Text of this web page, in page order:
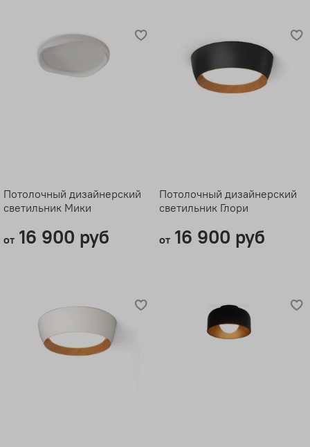
Потолочный дизайнерский
светильник Мики
от16 900 руб
Потолочный дизайнерский
светильник Глори
от16 900 руб